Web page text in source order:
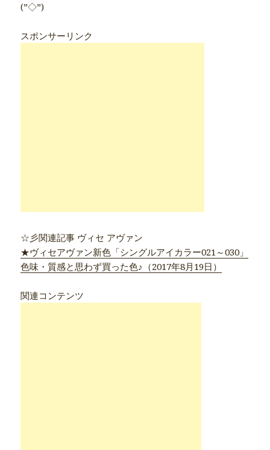
(”◇”)ゞ
スポンサーリンク
☆彡関連記事 ヴィセ アヴァン
★ヴィセアヴァン新色「シングルアイカラー021～030」
色味・質感と思わず買った色♪（2017年8月19日）
関連コンテンツ